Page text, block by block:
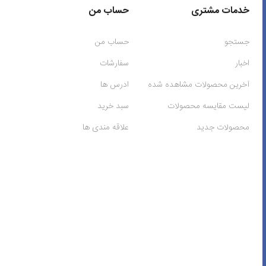
خدمات مشتری
جستجو
اخبار
آخرین محصولات مشاهده شده
لیست مقایسه محصولات
محصولات جدید
حساب من
حساب من
سفارشات
ادرس ها
سبد خرید
علاقه مندی ها